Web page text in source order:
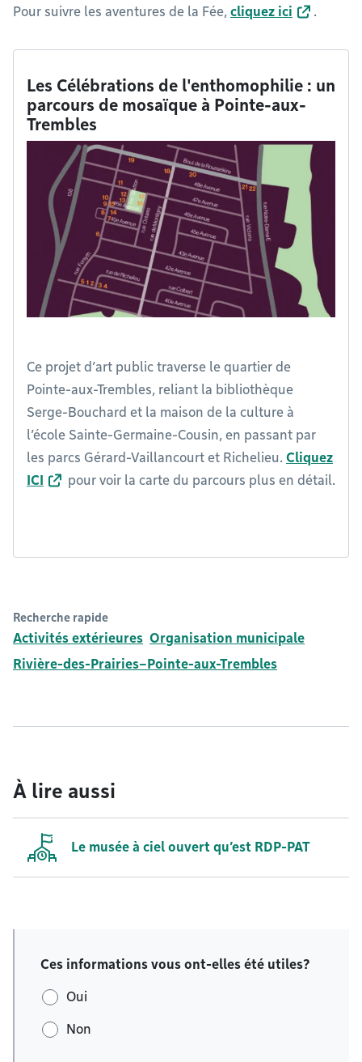
Pour suivre les aventures de la Fée, cliquez ici .
Les Célébrations de l'enthomophilie : un
parcours de mosaïque à Pointe-aux-
Trembles
Ce projet d’art public traverse le quartier de
Pointe-aux-Trembles, reliant la bibliothèque
Serge-Bouchard et la maison de la culture à
l’école Sainte-Germaine-Cousin, en passant par
les parcs Gérard-Vaillancourt et Richelieu. Cliquez
ICI
pour voir la carte du parcours plus en détail.
Recherche rapide
Activités extérieures Organisation municipale
Rivière-des-Prairies–Pointe-aux-Trembles
À lire aussi
Le musée à ciel ouvert qu’est RDP-PAT
Ces informations vous ont-elles été utiles?
Oui
Non